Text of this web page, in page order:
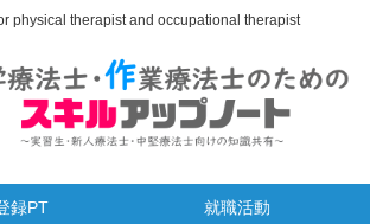
physical therapist and occupational therapist
録PT 就職活動